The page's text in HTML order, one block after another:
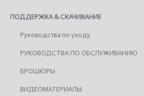
ПОДДЕРЖКА & СКАЧИВАНИЕ
Руководства по уходу
РУКОВОДСТВА ПО ОБСЛУЖИВАНИЮ
БРОШЮРЫ
ВИДЕОМАТЕРИАЛЫ